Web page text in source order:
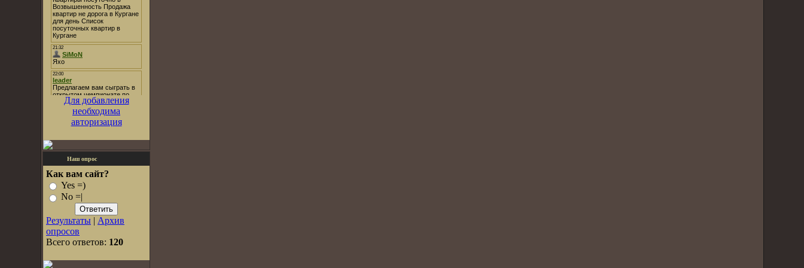
Для добавления
необходима
авторизация
Наш опрос
Как вам сайт?
Yes =)
No =|
Результаты | Архив
опросов
Всего ответов: 120